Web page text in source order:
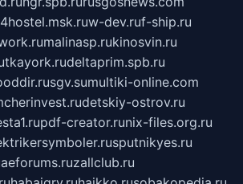
w-dev.ruf-ship.ru
malinasp.rukinosvin.ru
deltaprim.spb.ru
sgv.sumultiki-online.com
cherinvest.rudetskiy-ostrov.ru
pdf-creator.runix-files.org.ru
sputnikyes.ru
aeforums.ruzallclub.ru